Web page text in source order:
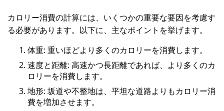
カロリー消費の計算には、いくつかの重要な要因を考慮す
る必要があります。以下に、主なポイントを挙げます。
体重: 重いほどより多くのカロリーを消費します。
速度と距離: 高速かつ長距離であれば、より多くのカ
ロリーを消費します。
地形: 坂道や不整地は、平坦な道路よりもカロリー消
費を増加させます。